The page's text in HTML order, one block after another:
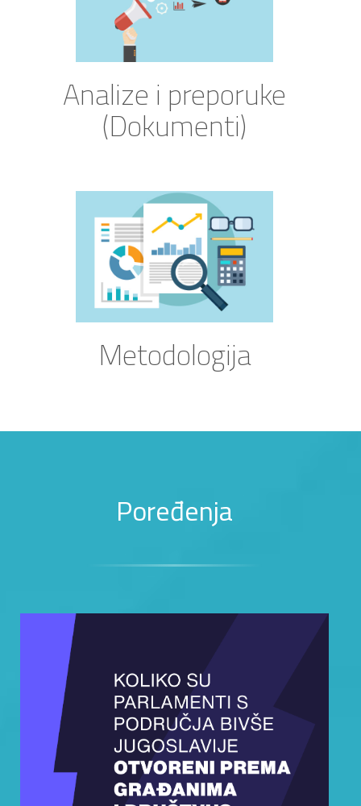
Analize i preporuke
(Dokumenti)
Metodologija
Poređenja